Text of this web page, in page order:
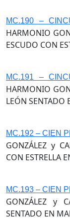
MC.190 –
HARMONIO
ESCUDO CON
MC.191 –
HARMONIO
LEÓN SENTADO
MC.192 – CIEN
GONZÁLEZ y
CON ESTRELLA
MC.193 – CIEN
GONZÁLEZ y
SENTADO EN